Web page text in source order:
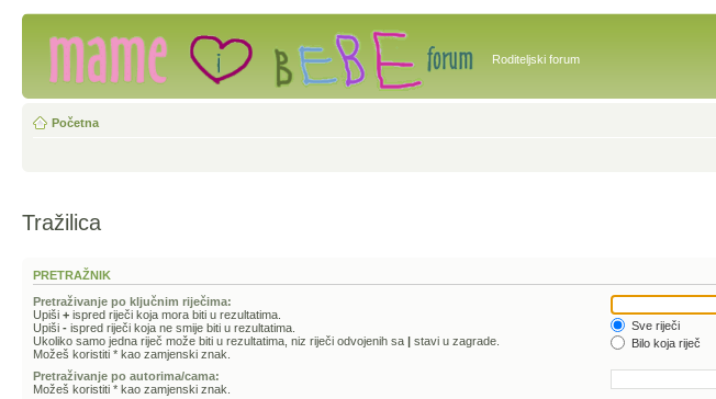
Roditeljski forum
Početna
Tražilica
PRETRAŽNIK
Pretraživanje po ključnim riječima:
Upiši + ispred riječi koja mora biti u rezultatima.
Upiši - ispred riječi koja ne smije biti u rezultatima.
Ukoliko samo jedna riječ može biti u rezultatima, niz riječi odvojenih sa | stavi u zagrade.
Možeš koristiti * kao zamjenski znak.
Sve riječi
Bilo koja riječ
Pretraživanje po autorima/cama:
Možeš koristiti * kao zamjenski znak.